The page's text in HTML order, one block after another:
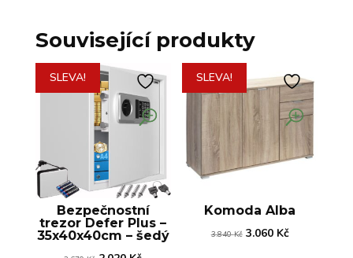
Související produkty
SLEVA!
Bezpečnostní
trezor Defer Plus –
35x40x40cm – šedý
SLEVA!
Komoda Alba
3.840Kč Původní
3.060 KčAktuální